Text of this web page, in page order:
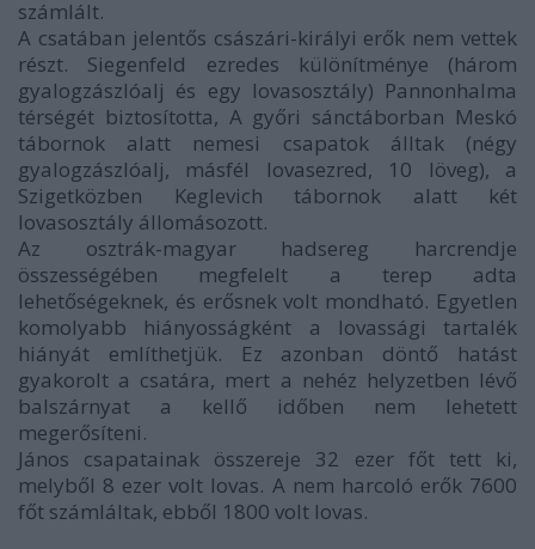
számlált.
A csatában jelentős császári-királyi erők nem vettek
részt. Siegenfeld ezredes különítménye (három
gyalogzászlóalj és egy lovasosztály) Pannonhalma
térségét biztosította, A győri sánctáborban Meskó
tábornok alatt nemesi csapatok álltak (négy
gyalogzászlóalj, másfél lovasezred, 10 löveg), a
Szigetközben Keglevich tábornok alatt két
lovasosztály állomásozott.
Az osztrák-magyar hadsereg harcrendje
összességében megfelelt a terep adta
lehetőségeknek, és erősnek volt mondható. Egyetlen
komolyabb hiányosságként a lovassági tartalék
hiányát említhetjük. Ez azonban döntő hatást
gyakorolt a csatára, mert a nehéz helyzetben lévő
balszárnyat a kellő időben nem lehetett
megerősíteni.
János csapatainak összereje 32 ezer főt tett ki,
melyből 8 ezer volt lovas. A nem harcoló erők 7600
főt számláltak, ebből 1800 volt lovas.